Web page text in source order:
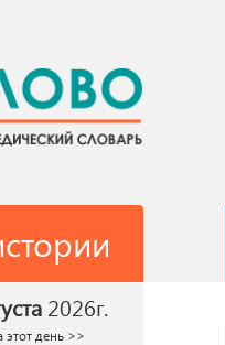
2026г.
этот день >>